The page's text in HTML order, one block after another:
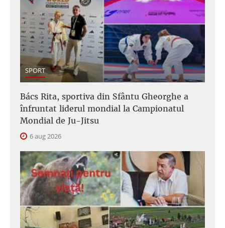
SPORT
Bács Rita, sportiva din Sfântu Gheorghe a
înfruntat liderul mondial la Campionatul
Mondial de Ju-Jitsu
6 aug 2026